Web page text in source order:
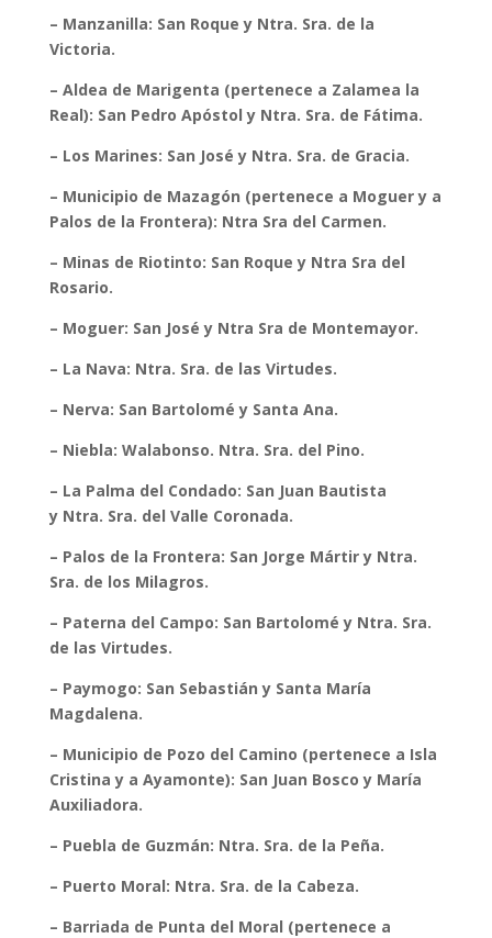
– Manzanilla: San Roque y Ntra. Sra. de la
Victoria.
– Aldea de Marigenta (pertenece a Zalamea la
Real): San Pedro Apóstol y Ntra. Sra. de Fátima.
– Los Marines: San José y Ntra. Sra. de Gracia.
– Municipio de Mazagón (pertenece a Moguer y a
Palos de la Frontera): Ntra Sra del Carmen.
– Minas de Riotinto: San Roque y Ntra Sra del
Rosario.
– Moguer: San José y Ntra Sra de Montemayor.
– La Nava: Ntra. Sra. de las Virtudes.
– Nerva: San Bartolomé y Santa Ana.
– Niebla: Walabonso. Ntra. Sra. del Pino.
– La Palma del Condado: San Juan Bautista
y Ntra. Sra. del Valle Coronada.
– Palos de la Frontera: San Jorge Mártir y Ntra.
Sra. de los Milagros.
– Paterna del Campo: San Bartolomé y Ntra. Sra.
de las Virtudes.
– Paymogo: San Sebastián y Santa María
Magdalena.
– Municipio de Pozo del Camino (pertenece a Isla
Cristina y a Ayamonte): San Juan Bosco y María
Auxiliadora.
– Puebla de Guzmán: Ntra. Sra. de la Peña.
– Puerto Moral: Ntra. Sra. de la Cabeza.
– Barriada de Punta del Moral (pertenece a